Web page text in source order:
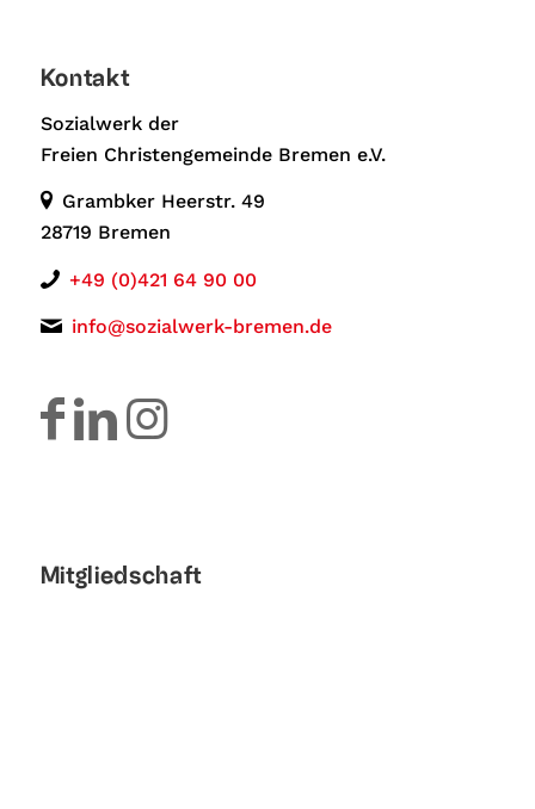
Kontakt
Sozialwerk der
Freien Christengemeinde Bremen e.V.
Grambker Heerstr. 49
28719 Bremen
+49 (0)421 64 90 00
info@sozialwerk-bremen.de
Mitgliedschaft